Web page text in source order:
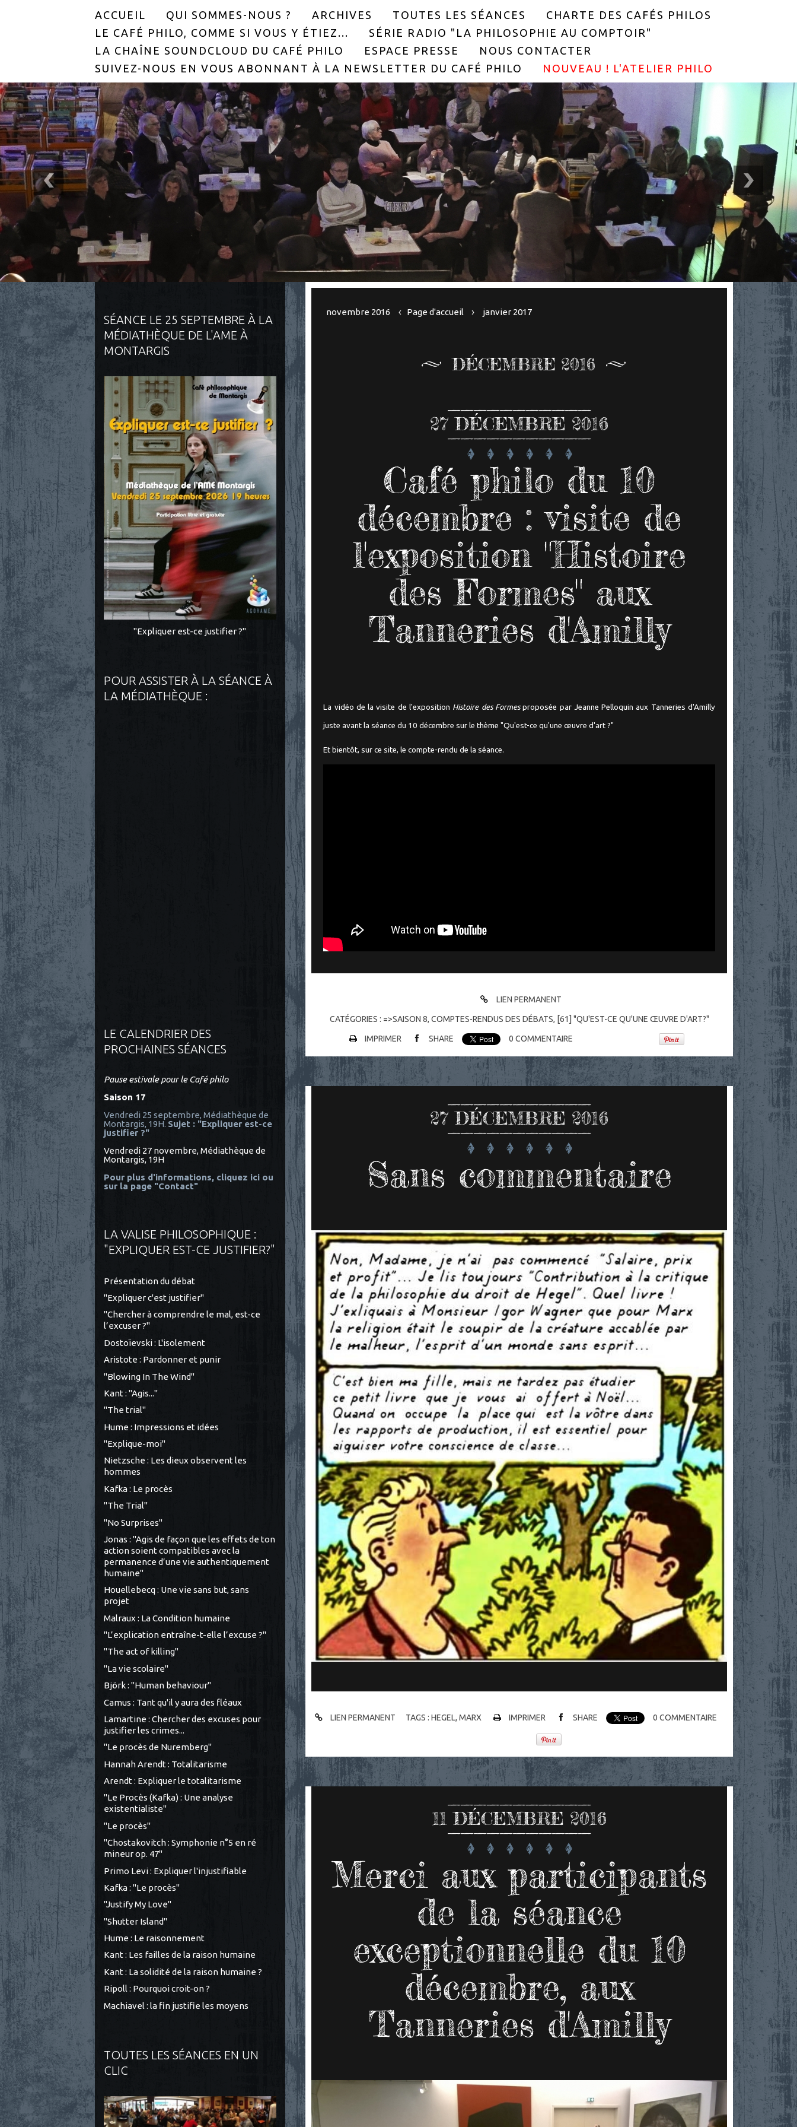
ACCUEIL QUI SOMMES-NOUS ? ARCHIVES TOUTES LES SÉANCES
CHARTE DES CAFÉS PHILOS
LE CAFÉ PHILO, COMME SI VOUS Y ÉTIEZ...
SÉRIE RADIO "LA PHILOSOPHIE AU COMPTOIR"
LA CHAÎNE SOUNDCLOUD DU CAFÉ PHILO
ESPACE PRESSE
NOUS CONTACTER
SUIVEZ-NOUS EN VOUS ABONNANT À LA NEWSLETTER DU CAFÉ PHILO
NOUVEAU ! L'ATELIER PHILO
SÉANCE LE 25 SEPTEMBRE À LA
MÉDIATHÈQUE DE L'AME À
MONTARGIS
"Expliquer est-ce justifier ?"
POUR ASSISTER À LA SÉANCE À
LA MÉDIATHÈQUE :
LE CALENDRIER DES
PROCHAINES SÉANCES
Pause estivale pour le Café philo
Saison 17
Vendredi 25 septembre, Médiathèque de
Montargis, 19H. Sujet : "Expliquer est-ce
justifier ?"
Vendredi 27 novembre, Médiathèque de
Montargis, 19H
Pour plus d'informations, cliquez ici ou
sur la page "Contact"
LA VALISE PHILOSOPHIQUE :
"EXPLIQUER EST-CE JUSTIFIER?"
Présentation du débat
"Expliquer c'est justifier"
"Chercher à comprendre le mal, est-ce
l’excuser ?"
Dostoïevski : L'isolement
Aristote : Pardonner et punir
"Blowing In The Wind"
Kant : "Agis..."
"The trial"
Hume : Impressions et idées
"Explique-moi"
Nietzsche : Les dieux observent les
hommes
Kafka : Le procès
"The Trial"
"No Surprises"
Jonas : "Agis de façon que les effets de ton
action soient compatibles avec la
permanence d’une vie authentiquement
humaine"
Houellebecq : Une vie sans but, sans
projet
Malraux : La Condition humaine
"L’explication entraîne-t-elle l’excuse ?"
"The act of killing"
"La vie scolaire"
Björk : "Human behaviour"
Camus : Tant qu'il y aura des fléaux
Lamartine : Chercher des excuses pour
justifier les crimes...
"Le procès de Nuremberg"
Hannah Arendt : Totalitarisme
Arendt : Expliquer le totalitarisme
"Le Procès (Kafka) : Une analyse
existentialiste"
"Le procès"
"Chostakovitch : Symphonie n°5 en ré
mineur op. 47"
Primo Levi : Expliquer l'injustifiable
Kafka : "Le procès"
"Justify My Love"
"Shutter Island"
Hume : Le raisonnement
Kant : Les failles de la raison humaine
Kant : La solidité de la raison humaine ?
Ripoll : Pourquoi croit-on ?
Machiavel : la fin justifie les moyens
TOUTES LES SÉANCES EN UN
CLIC
novembre 2016 Page d'accueil janvier 2017
DÉCEMBRE 2016
27 DÉCEMBRE 2016
Café philo du 10
décembre : visite de
l'exposition "Histoire
des Formes" aux
Tanneries d'Amilly
La vidéo de la visite de l'exposition Histoire des Formesproposée par Jeanne Pelloquin aux Tanneries d'Amilly
juste avant la séance du 10 décembre sur le thème "Qu'est-ce qu'une œuvre d'art ?"
Et bientôt, sur ce site, le compte-rendu de la séance.
LIEN PERMANENT
CATÉGORIES : =>SAISON 8, COMPTES-RENDUS DES DÉBATS, [61] "QU'EST-CE QU'UNE ŒUVRE D'ART?"
IMPRIMER SHARE 0 COMMENTAIRE
27 DÉCEMBRE 2016
Sans commentaire
LIEN PERMANENT TAGS :HEGEL,MARX IMPRIMER SHARE 0 COMMENTAIRE
11 DÉCEMBRE 2016
Merci aux participants
de la séance
exceptionnelle du 10
décembre, aux
Tanneries d'Amilly